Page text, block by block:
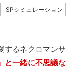
SPシミュレーション
するネクロマンサ
と一緒に不思議な